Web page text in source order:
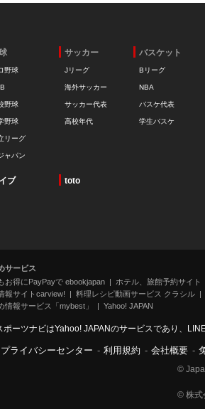
野球
野球
野球
リーグ
ャパン
サッカー
Jリーグ
海外サッカー
サッカー代表
高校年代
バスケット
Bリーグ
NBA
バスケ代表
学生バスケ
ブ toto
サービス
お得にPayPayで ebookjapan
ホテル、旅館予約サイ
報サイトcarview!
料理レシピ動画サービス クラシル
情報サービス「mybest」
Yahoo! JAPAN
ポーツナビはYahoo! JAPANのサービスであり、
プライバシーセンター - 利用規約 - 会社概要 -
©
© 株式